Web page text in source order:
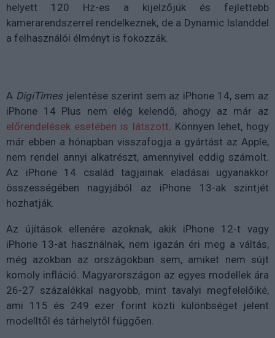
helyett 120 Hz-es a kijelzőjük és fejlettebb
kamerarendszerrel rendelkeznek, de a Dynamic Islanddel
a felhasználói élményt is fokozzák.
A DigiTimesjelentése szerint sem az iPhone 14, sem az
iPhone 14 Plus nem elég kelendő, ahogy az már az
előrendelések esetében is látszott . Könnyen lehet, hogy
már ebben a hónapban visszafogja a gyártást az Apple,
nem rendel annyi alkatrészt, amennyivel eddig számolt.
Az iPhone 14 család tagjainak eladásai ugyanakkor
összességében nagyjából az iPhone 13-ak szintjét
hozhatják.
Az újítások ellenére azoknak, akik iPhone 12-t vagy
iPhone 13-at használnak, nem igazán éri meg a váltás,
még azokban az országokban sem, amiket nem sújt
komoly infláció. Magyarországon az egyes modellek ára
26-27 százalékkal nagyobb, mint tavalyi megfelelőiké,
ami 115 és 249 ezer forint közti különbséget jelent
modelltől és tárhelytől függően.